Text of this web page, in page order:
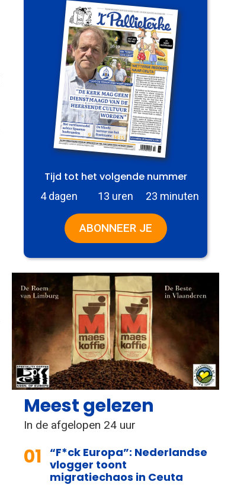
Tijd tot het volgende nummer
4 dagen 13 uren 23 minuten
ABONNEER JE
Meest gelezen
In de afgelopen 24 uur
01 “F*ck Europa”: Nederlandse
vlogger toont
migratiechaos in Ceuta